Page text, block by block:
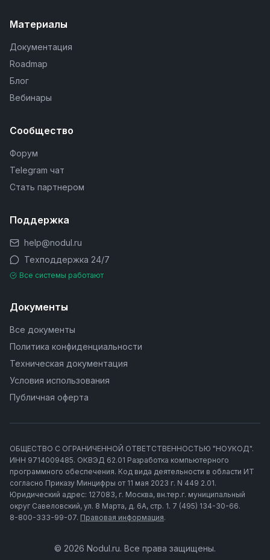
Материалы
Документация
Roadmap
Блог
Вебинары
Сообщество
Форум
Telegram чат
Стать партнером
Поддержка
help@nodul.ru
Техподдержка 24/7
Все системы работают
Документы
Все документы
Политика конфиденциальности
Техническая документация
Условия использования
Публичная оферта
ОБЩЕСТВО С ОГРАНИЧЕННОЙ ОТВЕТСТВЕННОСТЬЮ "НОУКОД".
ИНН 9714009485. ОКВЭД 62.01 Разработка компьютерного
программного обеспечения. Код вида деятельности в области ИТ
согласно Приказу Минцифры от 11 мая 2023 г. N 449 2.01.
Юридический адрес: 127083, г. Москва, вн.тер.г. муниципальный
округ Савеловский, ул. 8 Марта, д. 6А, стр. 1. 7 (495) 134-30-66.
8-800-333-99-07. Правовая информация.
© 2026 Nodul.ru. Все права защищены.